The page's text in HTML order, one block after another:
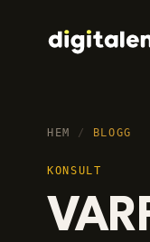
HEM / BLOGG
KONSULT